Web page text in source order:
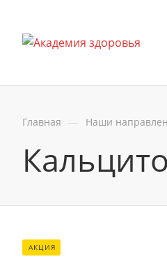
Главная — Наши
АКЦИЯ